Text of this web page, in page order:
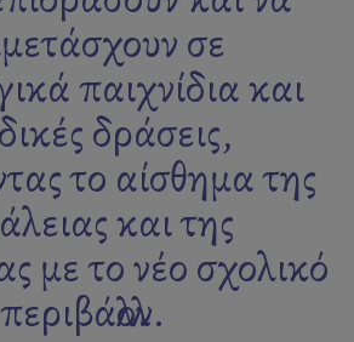
σε
παιχνίδια και
δράσεις,
το αίσθημα της
και της
με το νέο σχολικό
περιβάλλον.